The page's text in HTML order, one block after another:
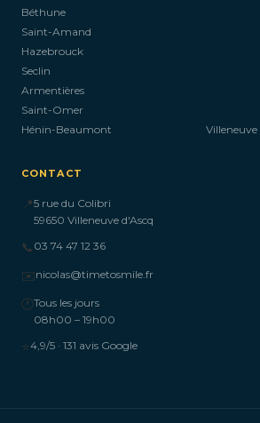
Béthune
Saint-Amand
Hazebrouck
Seclin
Armentières
Saint-Omer
Hénin-Beaumont
Villeneuve
CONTACT
📍5 rue du Colibri
59650 Villeneuve d'Ascq
📞 03 74 47 12 36
✉️nicolas@timetosmile.fr
🕐Tous les jours
08h00 – 19h00
⭐4,9/5 · 131 avis Google